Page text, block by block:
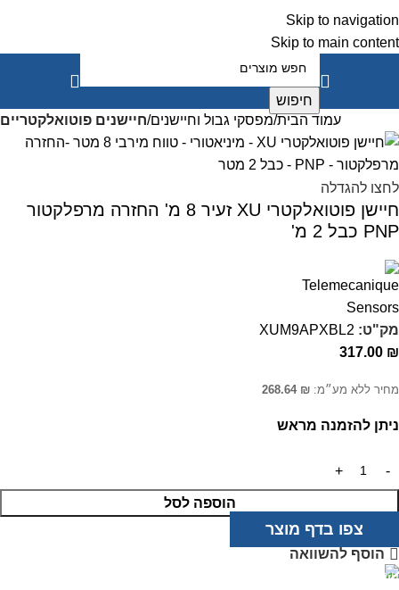
Skip to navigation
Skip to main content
חיפוש
עמוד הבית מפסקי גבול וחיישנים חיישנים פוטואלקטריים
לחצו להגדלה
חיישן פוטואלקטרי XU זעיר 8 מ' החזרה מרפלקטור
PNP כבל 2 מ'
מק"ט: XUM9APXBL2
317.00 ₪
מחיר ללא מע״מ: 268.64 ₪
ניתן להזמנה מראש
הוספה לסל
צפו בדף מוצר
הוסף להשוואה